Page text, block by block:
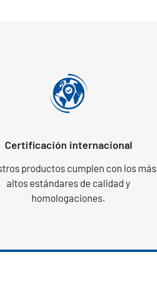
Certificación internacional
productos cumplen con los más
altos estándares de calidad y
homologaciones.